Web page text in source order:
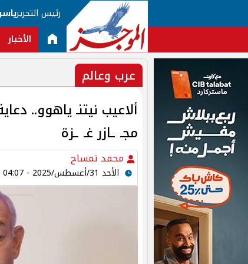
رئيس التحرير
الأخبار
عرب وعالم
ألاعيب نيتنـ ياهوو..
مجـ ـازر غـ ـزة
محمد تمساح
الأحد 31/أغسطس/2025 - 04:07 م